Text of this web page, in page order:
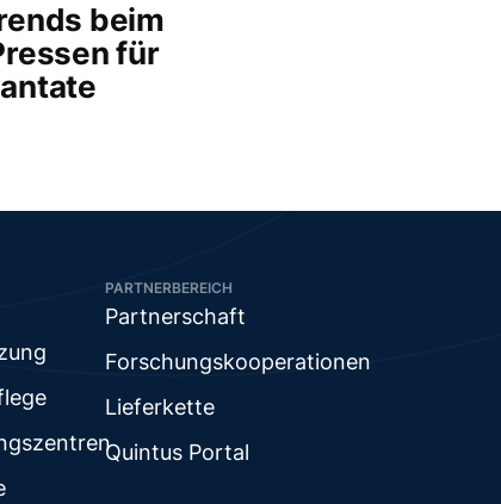
beim
für
PARTNERBEREICH
Partnerschaft
Forschungskooperationen
Lieferkette
Quintus Portal